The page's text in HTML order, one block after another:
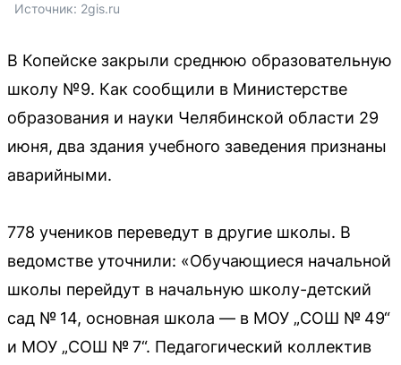
Источник: 2gis.ru
В Копейске закрыли среднюю образовательную
школу №9. Как сообщили в Министерстве
образования и науки Челябинской области 29
июня, два здания учебного заведения признаны
аварийными.
778 учеников переведут в другие школы. В
ведомстве уточнили: «Обучающиеся начальной
школы перейдут в начальную школу-детский
сад № 14, основная школа — в МОУ „СОШ № 49“
и МОУ „СОШ № 7“. Педагогический коллектив